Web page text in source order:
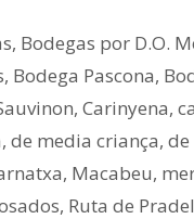
, Bodegas por D.O.
, Bodega Pascona,
, Carinyena,
, de media criança, de
, Macabeu,
, Ruta de